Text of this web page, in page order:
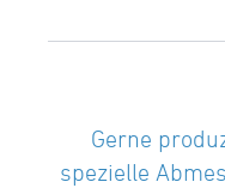
Gerne
spezielle